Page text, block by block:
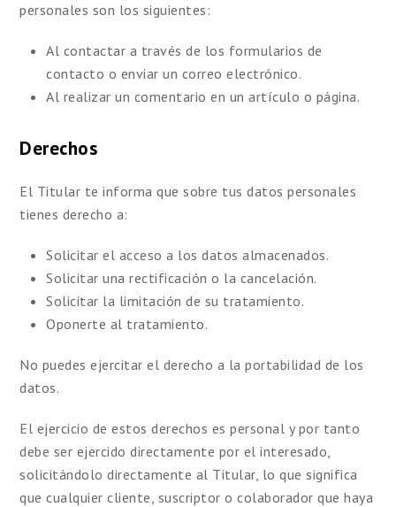
personales son los siguientes:
Al contactar a través de los formularios de
contacto o enviar un correo electrónico.
Al realizar un comentario en un artículo o página.
Derechos
El Titular te informa que sobre tus datos personales
tienes derecho a:
Solicitar el acceso a los datos almacenados.
Solicitar una rectificación o la cancelación.
Solicitar la limitación de su tratamiento.
Oponerte al tratamiento.
No puedes ejercitar el derecho a la portabilidad de los
datos.
El ejercicio de estos derechos es personal y por tanto
debe ser ejercido directamente por el interesado,
solicitándolo directamente al Titular, lo que significa
que cualquier cliente, suscriptor o colaborador que haya